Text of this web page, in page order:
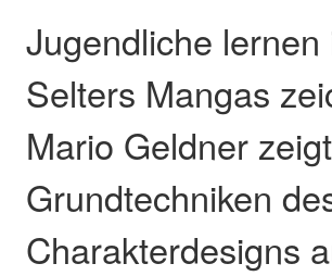
Jugendliche
Selters Mangas
Mario Geldner
Grundtechniken
Charakterdesigns